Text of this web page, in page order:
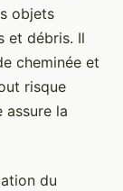
objets
et débris. Il
cheminée et
risque
assure la
du